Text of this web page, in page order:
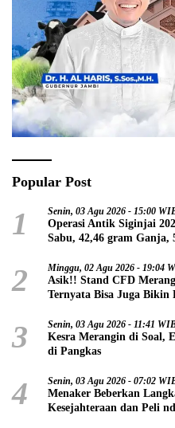
Popular Post
1 Senin, 03 Agu 2026 - 15:00
Operasi Antik Siginjai
Sabu, 42,46 gram Ganja,
2 Minggu, 02 Agu 2026 - 19:04
Asik!! Stand CFD
Ternyata Bisa Juga Bikin
3 Senin, 03 Agu 2026 - 11:41
Kesra Merangin di Soal,
di Pangkas
4 Senin, 03 Agu 2026 - 07:02
Menaker Beberkan
Kesejahteraan dan Peli